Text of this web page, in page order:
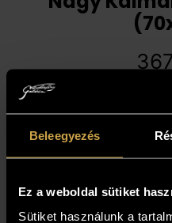
Beleegyezés
Ez a weboldal sütiket
Sütiket használunk a